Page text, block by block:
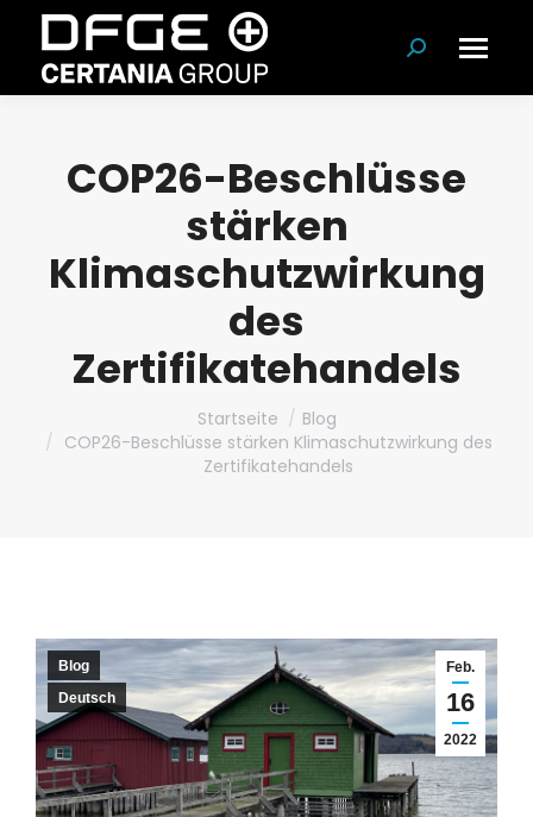
Suchen:
COP26-Beschlüsse
stärken
Klimaschutzwirkung
des
Zertifikatehandels
Startseite
Blog
COP26-Beschlüsse stärken Klimaschutzwirkung des
Zertifikatehandels
Feb.
16
2022
Blog
Deutsch